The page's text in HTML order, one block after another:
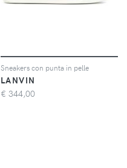
Sneakers con punta in pelle
LANVIN
€ 344,00